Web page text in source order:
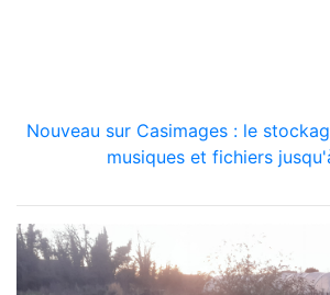
Nouveau sur Casimages : le
musiques et fichiers